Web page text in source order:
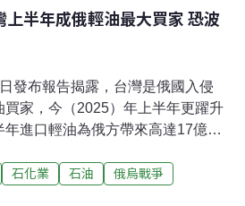
半年成俄輕油最大買家 恐波
發布報告揭露，台灣是俄國入侵
買家，今（2025）年上半年更躍升
進口輕油為俄方帶來高達17億美
料也來自輕油，「這些晶片不應該
部訂出強制性指引，若持續依賴
石化業 石油
俄烏戰爭